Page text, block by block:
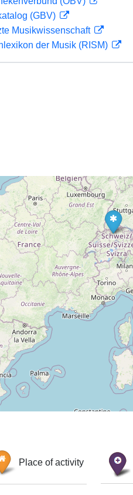
(GBV)
Musikwissenschaft
der Musik (RISM)
Place of activity